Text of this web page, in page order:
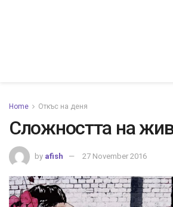
Home Откъс на деня
Сложността на
by afish 27 November 2016